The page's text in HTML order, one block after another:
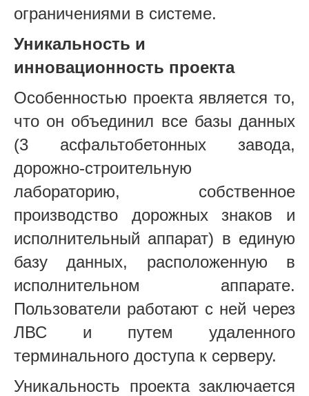
ограничениями в системе.
Уникальность и
инновационность проекта
Особенностью проекта является то,
что он объединил все базы данных
(3 асфальтобетонных завода,
дорожно-строительную
лабораторию, собственное
производство дорожных знаков и
исполнительный аппарат) в единую
базу данных, расположенную в
исполнительном аппарате.
Пользователи работают с ней через
ЛВС и путем удаленного
терминального доступа к серверу.
Уникальность проекта заключается